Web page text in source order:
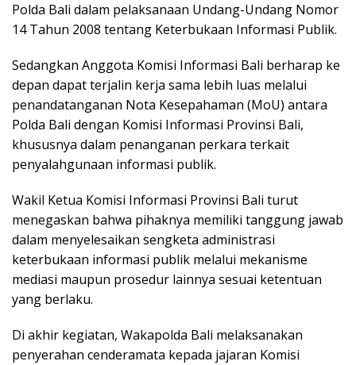
Polda Bali dalam pelaksanaan Undang-Undang Nomor
14 Tahun 2008 tentang Keterbukaan Informasi Publik.
Sedangkan Anggota Komisi Informasi Bali berharap ke
depan dapat terjalin kerja sama lebih luas melalui
penandatanganan Nota Kesepahaman (MoU) antara
Polda Bali dengan Komisi Informasi Provinsi Bali,
khususnya dalam penanganan perkara terkait
penyalahgunaan informasi publik.
Wakil Ketua Komisi Informasi Provinsi Bali turut
menegaskan bahwa pihaknya memiliki tanggung jawab
dalam menyelesaikan sengketa administrasi
keterbukaan informasi publik melalui mekanisme
mediasi maupun prosedur lainnya sesuai ketentuan
yang berlaku.
Di akhir kegiatan, Wakapolda Bali melaksanakan
penyerahan cenderamata kepada jajaran Komisi